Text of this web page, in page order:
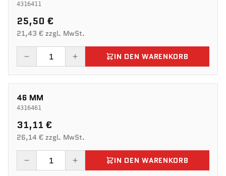
4316411
25,50 €
21,43 € zzgl. MwSt.
IN DEN WARENKORB
46 MM
4316461
31,11 €
26,14 € zzgl. MwSt.
IN DEN WARENKORB